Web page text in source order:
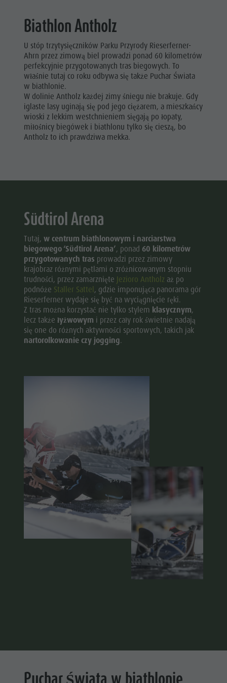
tandemowe
Więcej
atrakcji
Programy
wakacyjne
Pustertal
Wydarzenia
Przewodnik A-Z
Biathlon Antholz
U stóp trzytysięczników Parku Przyrody Rieserferner-
Ahrn przez zimową biel prowadzi ponad 60 kilometrów
perfekcyjnie przygotowanych tras biegowych. To
właśnie tutaj co roku odbywa się także Puchar Świata
w biathlonie.
W dolinie Antholz każdej zimy śniegu nie brakuje. Gdy
iglaste lasy uginają się pod jego ciężarem, a mieszkańcy
wioski z lekkim westchnieniem sięgają po łopaty,
miłośnicy biegówek i biathlonu tylko się cieszą, bo
Antholz to ich prawdziwa mekka.
Südtirol Arena
Tutaj,w centrum biathlonowym i narciarstwa
biegowego ‘Südtirol Arena’, ponad 60 kilometrów
przygotowanych tras prowadzi przez zimowy
krajobraz różnymi pętlami o zróżnicowanym stopniu
trudności, przez zamarznięte Jezioro Antholz aż po
podnóże Staller Sattel, gdzie imponująca panorama gór
Rieserferner wydaje się być na wyciągnięcie ręki.
Z tras można korzystać nie tylko stylem klasycznym,
lecz takżełyżwowym i przez cały rok świetnie nadają
się one do różnych aktywności sportowych, takich jak
nartorolkowanie czy jogging.
Puchar Świata w biathlonie